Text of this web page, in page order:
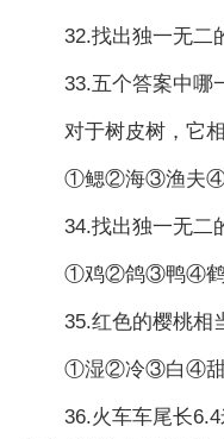
32.找出独一无二
33.五个答案中哪
对于树皮树，它
①鳃②海③渔夫
34.找出独一无二
①鸡②鸽③鸭④
35.红色的樱桃相
①湿②冷③白④
36.火车车尾长